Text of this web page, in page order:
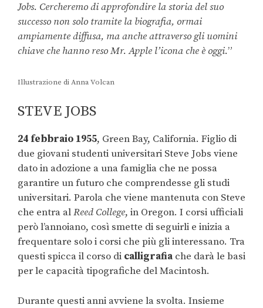
Jobs. Cercheremo di approfondire la storia del suo
successo non solo tramite la biografia, ormai
ampiamente diffusa, ma anche attraverso gli uomini
chiave che hanno reso Mr. Apple l’icona che è oggi.”
Illustrazione di Anna Volcan
STEVE JOBS
24 febbraio 1955, Green Bay, California. Figlio di
due giovani studenti universitari Steve Jobs viene
dato in adozione a una famiglia che ne possa
garantire un futuro che comprendesse gli studi
universitari. Parola che viene mantenuta con Steve
che entra alReed College, in Oregon. I corsi ufficiali
però l’annoiano, così smette di seguirli e inizia a
frequentare solo i corsi che più gli interessano. Tra
questi spicca il corso di calligrafia che darà le basi
per le capacità tipografiche del Macintosh.
Durante questi anni avviene la svolta. Insieme